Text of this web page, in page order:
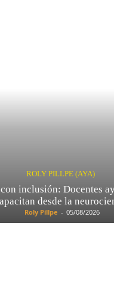
ROLY PILLPE (AYA)
inclusión: Docentes
desde la
Roly Pillpe - 05/08/2026